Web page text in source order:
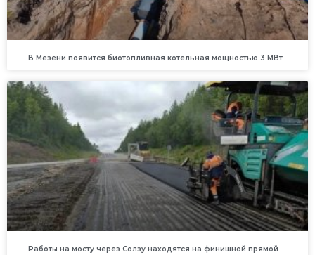
В Мезени появится биотопливная котельная мощностью 3 МВт
Работы на мосту через Солзу находятся на финишной прямой